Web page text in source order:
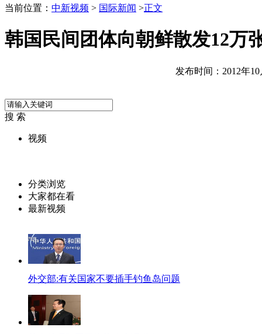
当前位置： 中新视频 > 国际新闻 >正文
韩国民间团体向朝鲜散发12万
发布时间：2012年10
搜 索
视频
分类浏览
大家都在看
最新视频
外交部:有关国家不要插手钓鱼岛问题